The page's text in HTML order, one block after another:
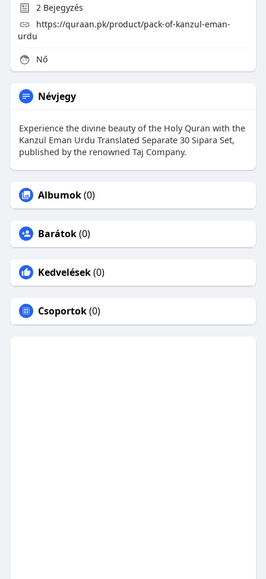
2Bejegyzés
https://quraan.pk/product/pack-of-kanzul-eman-
urdu
Nő
Névjegy
Experience the divine beauty of the Holy Quran with the
Kanzul Eman Urdu Translated Separate 30 Sipara Set,
published by the renowned Taj Company.
Albumok(0)
Barátok(0)
Kedvelések(0)
Csoportok(0)